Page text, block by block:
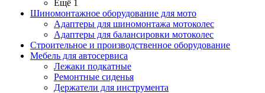
Ещё 1
Шиномонтажное оборудование для мото
Адаптеры для шиномонтажа мотоколес
Адаптеры для балансировки мотоколес
Строительное и производственное оборудование
Мебель для автосервиса
Лежаки подкатные
Ремонтные сиденья
Держатели для инструмента